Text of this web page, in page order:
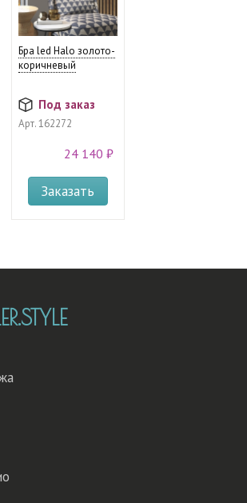
Бра led Halo золото-
коричневый
Под заказ
Арт.162272
24 140 ₽
Заказать